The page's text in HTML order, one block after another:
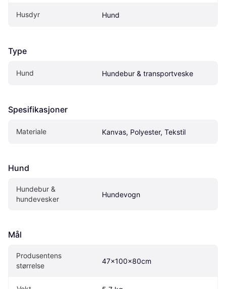
Husdyr Hund
Type
Hund Hundebur & transportveske
Spesifikasjoner
Materiale Kanvas, Polyester, Tekstil
Hund
Hundebur &
hundevesker
Hundevogn
Mål
Produsentens
størrelse
47x100x80cm